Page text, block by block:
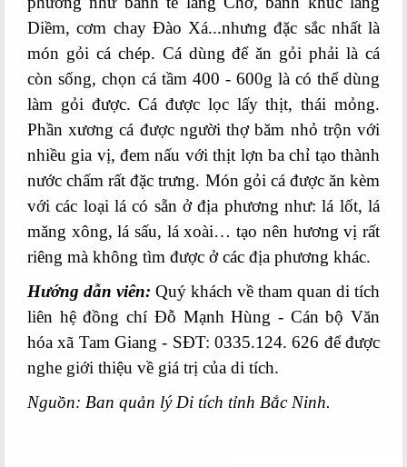
Diềm, cơm chay Đào Xá...nhưng đặc sắc nhất là
món gỏi cá chép. Cá dùng để ăn gỏi phải là cá
còn sống, chọn cá tầm 400 - 600g là có thể dùng
làm gỏi được. Cá được lọc lấy thịt, thái mỏng.
Phần xương cá được người thợ băm nhỏ trộn với
nhiều gia vị, đem nấu với thịt lợn ba chỉ tạo thành
nước chấm rất đặc trưng. Món gỏi cá được ăn kèm
với các loại lá có sẵn ở địa phương như: lá lốt, lá
măng xông, lá sấu, lá xoài… tạo nên hương vị rất
riêng mà không tìm được ở các địa phương khác.
Hướng dẫn viên: Quý khách về tham quan di tích
liên hệ đồng chí Đỗ Mạnh Hùng - Cán bộ Văn
hóa xã Tam Giang - SĐT: 0335.124. 626 để được
nghe giới thiệu về giá trị của di tích.
Nguồn: Ban quản lý Di tích tỉnh Bắc Ninh.